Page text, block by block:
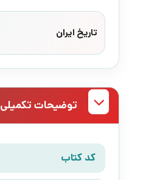
تاریخ ایران
توضیحات تکمیلی
کد کتاب